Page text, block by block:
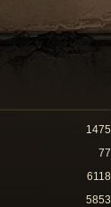
1475
77
6118
5853